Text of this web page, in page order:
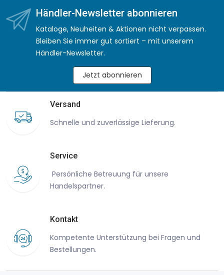
Händler-Newsletter abonnieren
Kataloge, Neuheiten & Aktionen nicht verpassen.
Bleiben Sie immer gut sortiert – mit unserem
Händler-Newsletter.
Jetzt abonnieren
Versand
Schnelle und zuverlässige Lieferung.
Service
Persönliche Betreuung für unsere
Handelspartner.
Kontakt
Kompetente Unterstützung bei Fragen und
Bestellungen.